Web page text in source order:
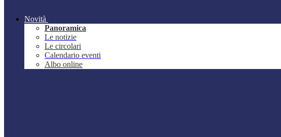
Novità
Panoramica
Le notizie
Le circolari
Calendario eventi
Albo online